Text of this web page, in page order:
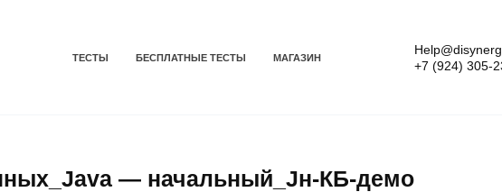
ТЕСТЫ БЕСПЛАТНЫЕ ТЕСТЫ МАГАЗИН
+7 (924) 305-
— начальный_Jн-КБ-демо